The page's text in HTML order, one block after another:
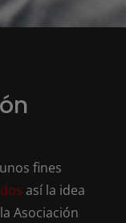
fines
así la idea
Asociación